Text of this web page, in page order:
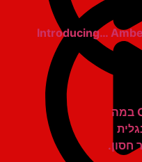
Introducing…